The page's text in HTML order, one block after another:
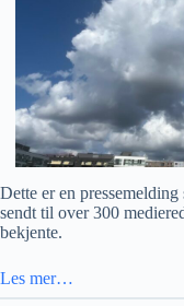
Dette er en
sendt til over 300
bekjente.
Les mer…